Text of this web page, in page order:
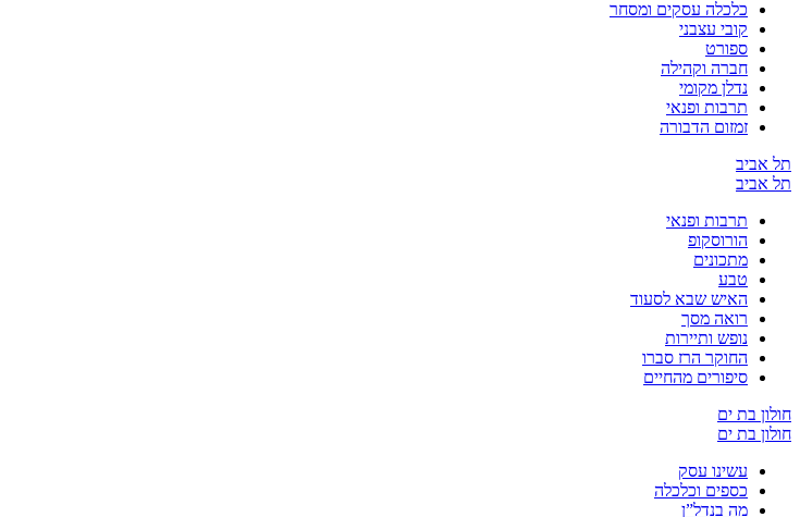
כלכלה עסקים ומסחר
קובי עצבני
ספורט
חברה וקהילה
נדלן מקומי
תרבות ופנאי
זמזום הדבורה
תל אביב
תל אביב
תרבות ופנאי
הורוסקופ
מתכונים
טבע
האיש שבא לסעוד
רואה מסך
נופש ותיירות
החוקר הרז סברו
סיפורים מהחיים
חולון בת ים
חולון בת ים
עשינו עסק
כספים וכלכלה
מה בנדל”ן